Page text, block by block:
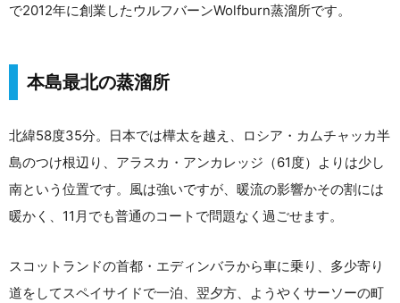
で2012年に創業したウルフバーンWolfburn蒸溜所です。
本島最北の蒸溜所
北緯58度35分。日本では樺太を越え、ロシア・カムチャッカ半
島のつけ根辺り、アラスカ・アンカレッジ（61度）よりは少し
南という位置です。風は強いですが、暖流の影響かその割には
暖かく、11月でも普通のコートで問題なく過ごせます。
スコットランドの首都・エディンバラから車に乗り、多少寄り
道をしてスペイサイドで一泊、翌夕方、ようやくサーソーの町